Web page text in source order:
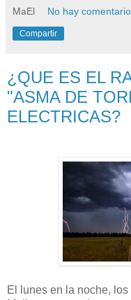
MaEl No hay
Compartir
¿QUE ES EL
"ASMA DE
ELECTRICAS?
El lunes en la noche,